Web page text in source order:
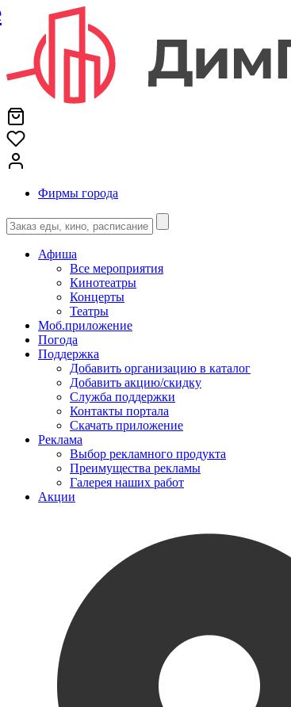
Фирмы города
Афиша
Все мероприятия
Кинотеатры
Концерты
Театры
Моб.приложение
Погода
Поддержка
Добавить организацию в каталог
Добавить акцию/скидку
Служба поддержки
Контакты портала
Скачать приложение
Реклама
Выбор рекламного продукта
Преимущества рекламы
Галерея наших работ
Акции